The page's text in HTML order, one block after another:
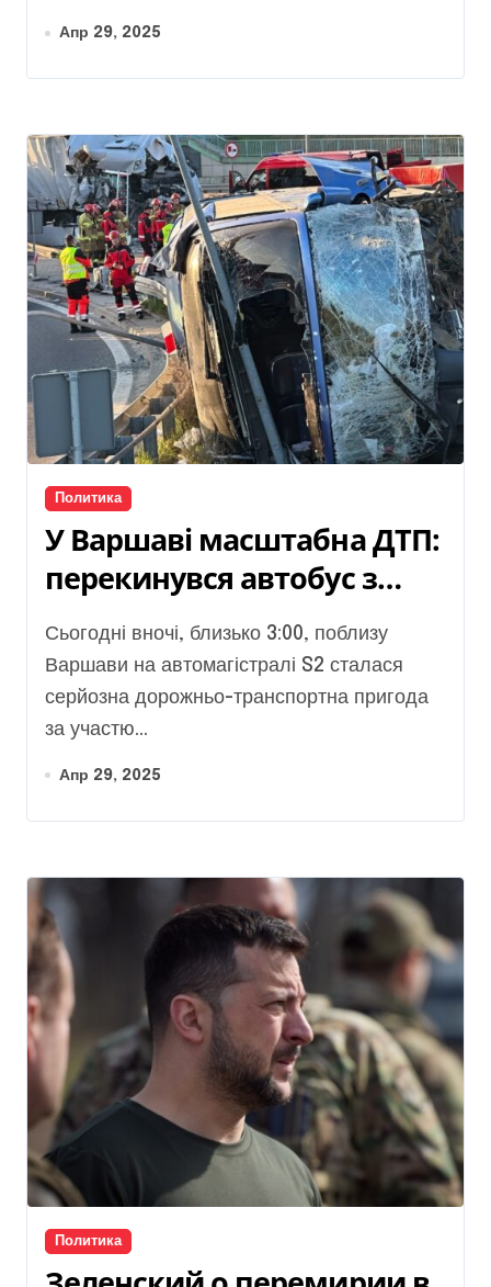
Апр 29, 2025
Политика
У Варшаві масштабна ДТП:
перекинувся автобус з
українцями (Фото)
Сьогодні вночі, близько 3:00, поблизу
Варшави на автомагістралі S2 сталася
серйозна дорожньо-транспортна пригода
за участю...
Апр 29, 2025
Политика